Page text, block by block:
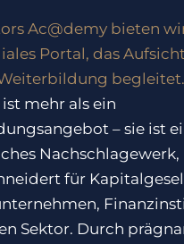
Ac@demy bieten
Portal, das
begleitet.
mehr als ein
– sie ist
Nachschlagewerk,
für
Sektor. Durch